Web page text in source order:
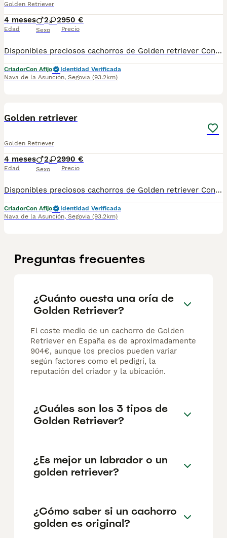
Golden Retriever
4 meses
Edad
2 2
Sexo
950 €
Precio
Disponibles preciosos cachorros de Golden retriever Contamos con hembras y machos. Somos un criadero familiar y te ofrecemos la posibilidad de venir a conocer a los cachorros en persona o mediante videollamada. Entregamos a los cachorros con todo en regla: • Vacunas correspondientes a su edad • Desparasitación interna y externa • Cartilla sanitaria • Revisión veterinaria • Pasaporte • Microchip • Contrato de adopción con garantías Realizamos entregas en toda la península, incluyendo: Galicia, Cantabria, País Vasco, Barcelona, Zaragoza, Huesca, Valencia, Castilla-La Mancha, Castilla y León, , Murcia y Andalucía. Para cualquier consulta o para recibir fotos y vídeos de los cachorros, no dudes en contactarnos. También puedes ver más en nuestro perfil: [@cachorrospippiespremium]. 📞 Teléfono y WhatsApp: Mostrar número de teléfono Atendemos de lunes a domingo. Preguntar por Carla. ¡Estaremos encantados de ayudarte!
CriadorCon Afijo
Identidad Verificada
Nava de la Asunción, Segovia (93.2km)
Golden retriever
Golden Retriever
4 meses
Edad
2 2
Sexo
990 €
Precio
Disponibles preciosos cachorros de Golden retriever Contamos con hembras y machos. Somos un criadero familiar y te ofrecemos la posibilidad de venir a conocer a los cachorros en persona o mediante videollamada. Entregamos a los cachorros con todo en regla: • Vacunas correspondientes a su edad • Desparasitación interna y externa • Cartilla sanitaria • Revisión veterinaria • Pasaporte • Microchip • Contrato de adopción con garantías Realizamos entregas en toda la península, incluyendo: Galicia, Cantabria, País Vasco, Barcelona, Zaragoza, Huesca, Valencia, Castilla-La Mancha, Castilla y León, , Murcia y Andalucía. Para cualquier consulta o para recibir fotos y vídeos de los cachorros, no dudes en contactarnos. También puedes ver más en nuestro perfil: [@cachorrospippiespremium]. 📞 Teléfono y WhatsApp: 663 736 099 Atendemos de lunes a domingo. Preguntar por Carla. ¡Estaremos encantados de ayudarte!
CriadorCon Afijo
Identidad Verificada
Nava de la Asunción, Segovia (93.2km)
Preguntas frecuentes
¿Cuánto cuesta una cría de
Golden Retriever?
El coste medio de un cachorro de Golden
Retriever en España es de aproximadamente
904€, aunque los precios pueden variar
según factores como el pedigrí, la
reputación del criador y la ubicación.
¿Cuáles son los 3 tipos de
Golden Retriever?
¿Es mejor un labrador o un
golden retriever?
¿Cómo saber si un cachorro
golden es original?